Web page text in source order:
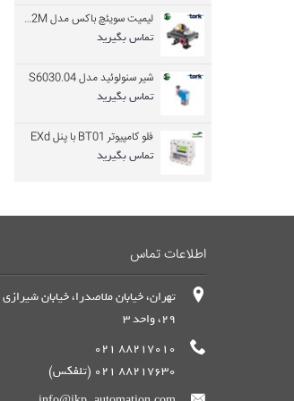
لیمیت سویئچ باکس مدل LS20.2M
تماس بگیرید
شیر سنولوئید مدل S6030.04
تماس بگیرید
فلو کامپیوتر BT01 با پنل EXd
تماس بگیرید
اطلاعات تماس
تهران، خیابان ملاصدرا، خیابان
29، واحد 3
88217010 021
88217630 021 (تلفکس)